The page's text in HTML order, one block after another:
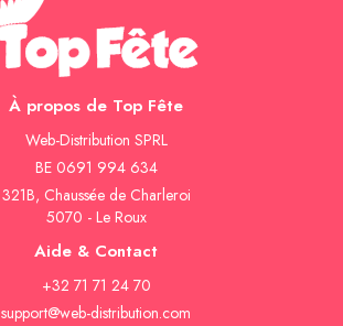
À propos de Top Fête
Web-Distribution SPRL
BE 0691 994 634
321B, Chaussée de Charleroi
5070 - Le Roux
Aide & Contact
+32 71 71 24 70
support@web-distribution.com